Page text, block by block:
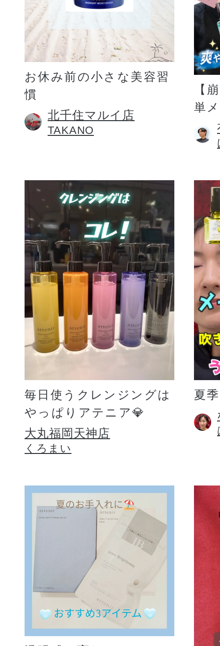
お休み前の小さな美容習
慣
北千住マルイ店
TAKANO
【
単
毎日使うクレンジングは
やっぱりアテニア💎
大丸福岡天神店
くろまい
夏